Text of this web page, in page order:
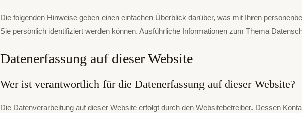
Die folgenden Hinweise geben einen einfachen Überblick darüber, was mit Ihren
Sie persönlich identifiziert werden können. Ausführliche Informationen zum Thema
Datenerfassung auf dieser Website
Wer ist verantwortlich für die Datenerfassung auf dieser Website?
Die Datenverarbeitung auf dieser Website erfolgt durch den Websitebetreiber. Dessen